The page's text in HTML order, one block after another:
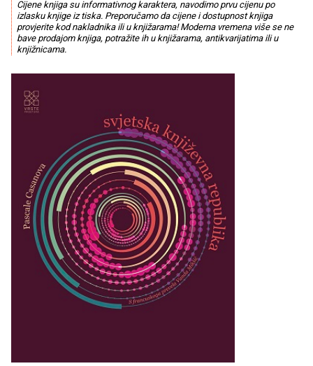
Cijene knjiga su informativnog karaktera, navodimo prvu cijenu po
izlasku knjige iz tiska. Preporučamo da cijene i dostupnost knjiga
provjerite kod nakladnika ili u knjižarama! Moderna vremena više se ne
bave prodajom knjiga, potražite ih u knjižarama, antikvarijatima ili u
knjižnicama.